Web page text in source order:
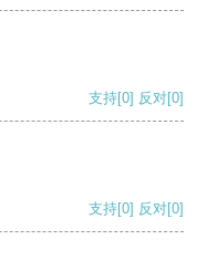
支持[0] 反对[0]
支持[0] 反对[0]